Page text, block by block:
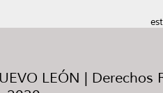
LEÓN | Derechos